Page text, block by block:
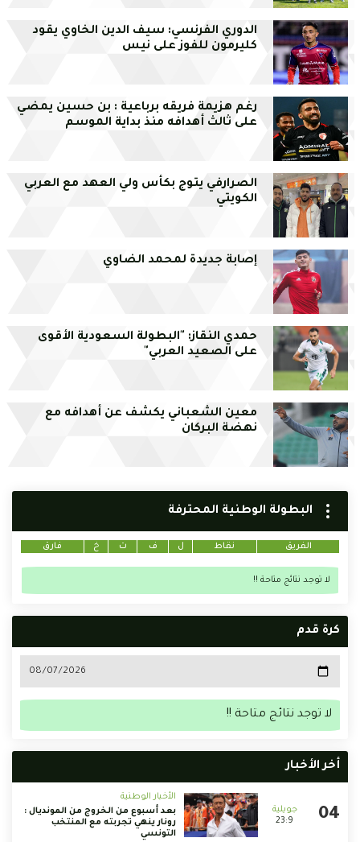
الدوري الفرنسي: سيف الدين الخاوي يقود
كليرمون للفوز على نيس
رغم هزيمة فريقه برباعية : بن حسين يمضي
على ثالث أهدافه منذ بداية الموسم
الصرارفي يتوج بكأس ولي العهد مع العربي
الكويتي
إصابة جديدة لمحمد الضاوي
حمدي النقاز: "البطولة السعودية الأقوى
على الصعيد العربي"
معين الشعباني يكشف عن أهدافه مع
نهضة البركان
البطولة الوطنية المحترفة
الفريق نقاط ل ف ت خ فارق
لا توجد نتائج متاحة !!
كرة قدم
لا توجد نتائج متاحة !!
أخر الأخبار
23:9
الأخبار الوطنية
بعد أسبوع من الخروج من المونديال :
رونار ينهي تجربته مع المنتخب
التونسي